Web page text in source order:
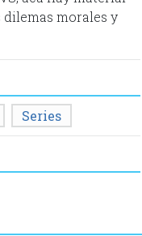
dilemas morales y
Series